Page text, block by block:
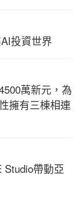
投資世界
萬新元，為
擁有三棟相連
Studio帶動亞